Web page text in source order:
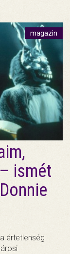
magazin
ismét
értetlenség